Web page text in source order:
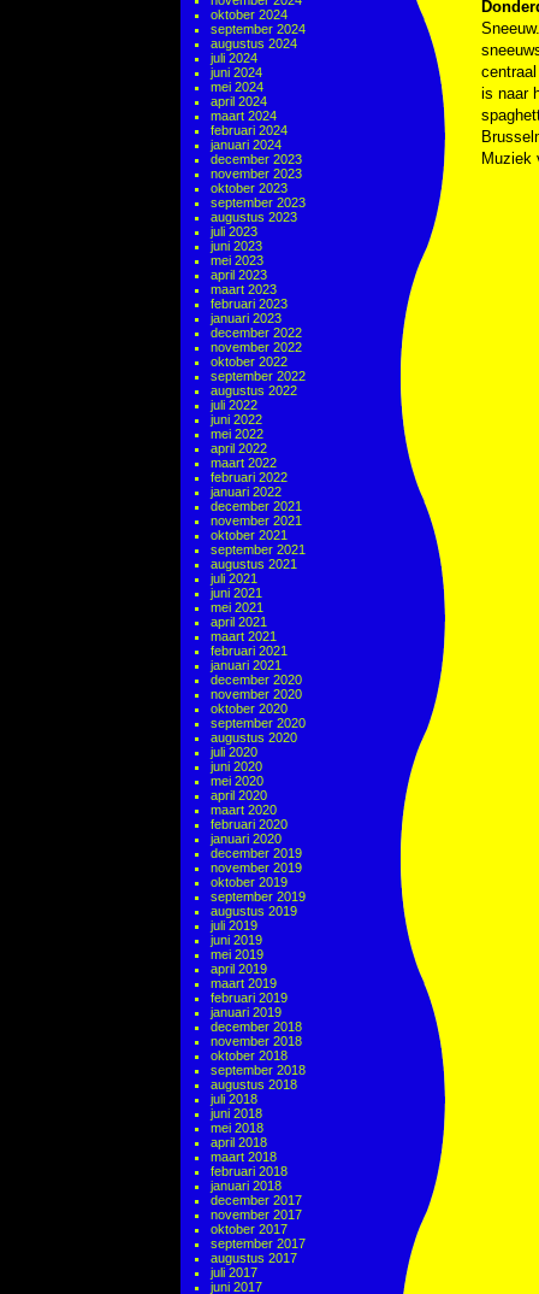
oktober 2024
september 2024
augustus 2024
juli 2024
juni 2024
mei 2024
april 2024
maart 2024
februari 2024
januari 2024
december 2023
november 2023
oktober 2023
september 2023
augustus 2023
juli 2023
juni 2023
mei 2023
april 2023
maart 2023
februari 2023
januari 2023
december 2022
november 2022
oktober 2022
september 2022
augustus 2022
juli 2022
juni 2022
mei 2022
april 2022
maart 2022
februari 2022
januari 2022
december 2021
november 2021
oktober 2021
september 2021
augustus 2021
juli 2021
juni 2021
mei 2021
april 2021
maart 2021
februari 2021
januari 2021
december 2020
november 2020
oktober 2020
september 2020
augustus 2020
juli 2020
juni 2020
mei 2020
april 2020
maart 2020
februari 2020
januari 2020
december 2019
november 2019
oktober 2019
september 2019
augustus 2019
juli 2019
juni 2019
mei 2019
april 2019
maart 2019
februari 2019
januari 2019
december 2018
november 2018
oktober 2018
september 2018
augustus 2018
juli 2018
juni 2018
mei 2018
april 2018
maart 2018
februari 2018
januari 2018
december 2017
november 2017
oktober 2017
september 2017
augustus 2017
juli 2017
juni 2017
is naar
Muziek